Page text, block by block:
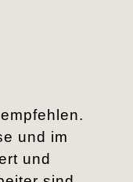
und im
und